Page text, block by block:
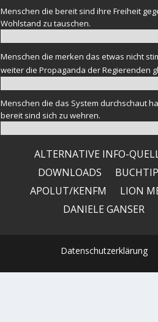
Menschen die bereit sind ihre Freiheit
Wohlstand zu tauschen.
Menschen die merken das etwas nicht
weiter die Propaganda der Regierenden
Menschen die das System durchschaut
bereit sind sich zu wehren.
ALTERNATIVE INFO-
DOWNLOADS
APOLUT/KENFM
LION
DANIELE GANSER
Datenschutzerklärung